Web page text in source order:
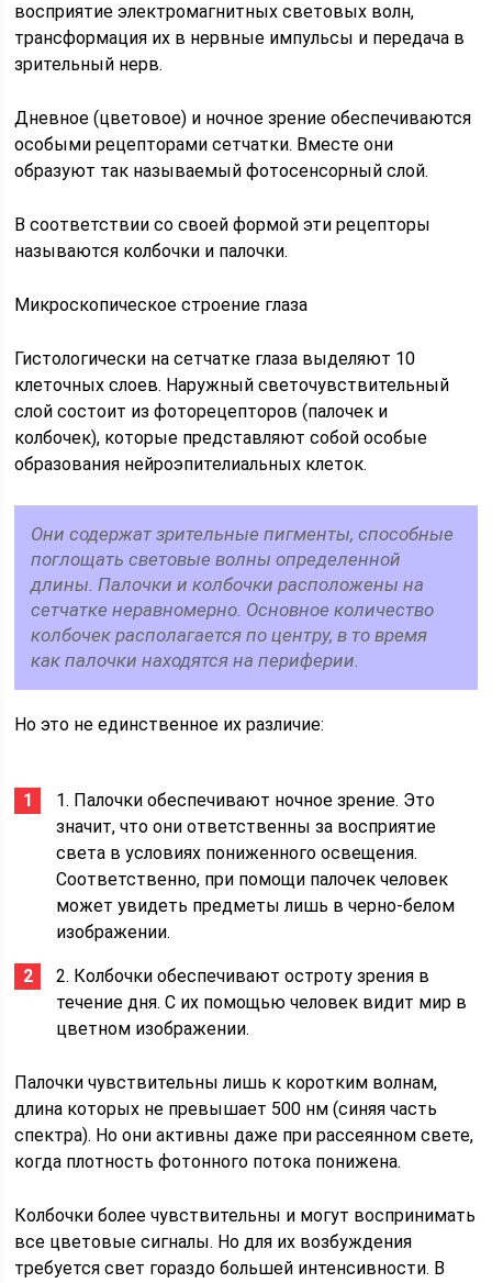
восприятие электромагнитных световых волн,
трансформация их в нервные импульсы и передача в
зрительный нерв.
Дневное (цветовое) и ночное зрение обеспечиваются
особыми рецепторами сетчатки. Вместе они
образуют так называемый фотосенсорный слой.
В соответствии со своей формой эти рецепторы
называются колбочки и палочки.
Микроскопическое строение глаза
Гистологически на сетчатке глаза выделяют 10
клеточных слоев. Наружный светочувствительный
слой состоит из фоторецепторов (палочек и
колбочек), которые представляют собой особые
образования нейроэпителиальных клеток.
Они содержат зрительные пигменты, способные
поглощать световые волны определенной
длины. Палочки и колбочки расположены на
сетчатке неравномерно. Основное количество
колбочек располагается по центру, в то время
как палочки находятся на периферии.
Но это не единственное их различие:
1. Палочки обеспечивают ночное зрение. Это
значит, что они ответственны за восприятие
света в условиях пониженного освещения.
Соответственно, при помощи палочек человек
может увидеть предметы лишь в черно-белом
изображении.
2. Колбочки обеспечивают остроту зрения в
течение дня. С их помощью человек видит мир в
цветном изображении.
Палочки чувствительны лишь к коротким волнам,
длина которых не превышает 500 нм (синяя часть
спектра). Но они активны даже при рассеянном свете,
когда плотность фотонного потока понижена.
Колбочки более чувствительны и могут воспринимать
все цветовые сигналы. Но для их возбуждения
требуется свет гораздо большей интенсивности. В